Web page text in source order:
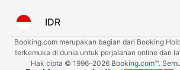
IDR
Booking.com merupakan bagian dari Booking
terkemuka di dunia untuk perjalanan online dan
Hak cipta © 1996–2026 Booking.com™.